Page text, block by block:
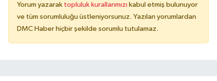
Yorum yazarak topluluk kurallarımızı kabul etmiş bulunuyor
ve tüm sorumluluğu üstleniyorsunuz. Yazılan yorumlardan
DMC Haber hiçbir şekilde sorumlu tutulamaz.